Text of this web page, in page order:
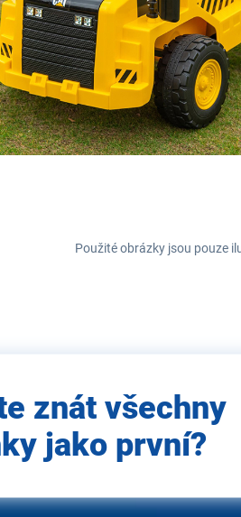
Použité obrázky jsou pouze
znát všechny
jako první?